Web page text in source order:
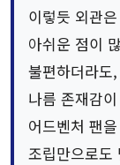
이렇듯 외관
아쉬운 점이
불편하더라도
나름 존재감
어드벤처 팬
조립만으로도